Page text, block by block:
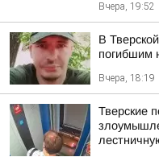
Вчера, 19:52
В
погибшим
Вчера, 18:19
Тверские